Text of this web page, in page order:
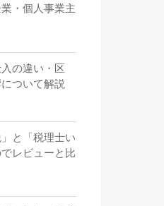
・個人事業主
の違い・区
ついて解説
と「税理士い
レビューと比